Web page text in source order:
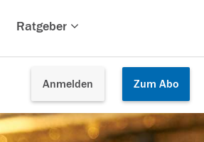
Ratgeber
Anmelden Zum Abo